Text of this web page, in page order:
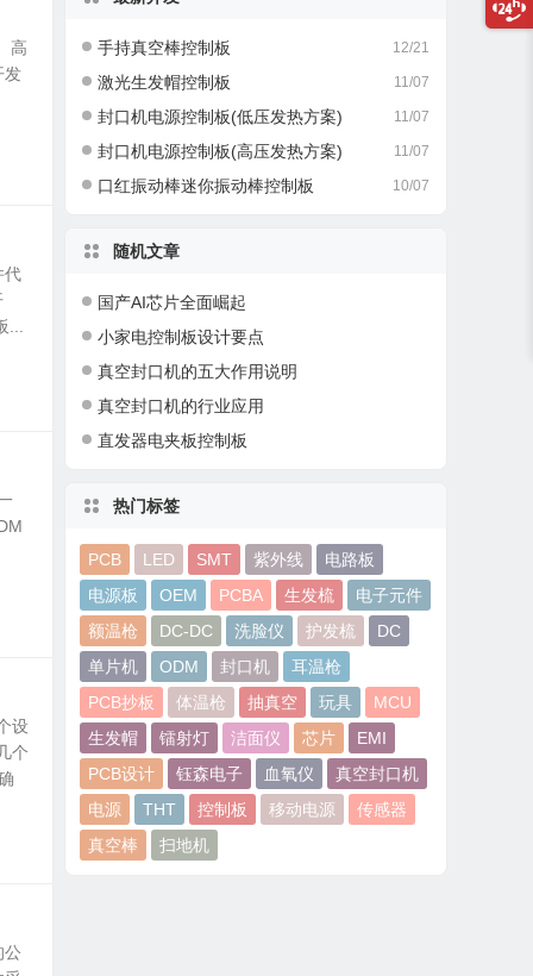
高
发
代
设
个
公
12/21
手持真空棒控制板
11/07
激光生发帽控制板
11/07
封口机电源控制板(低压发热方案)
11/07
封口机电源控制板(高压发热方案)
10/07
口红振动棒迷你振动棒控制板
随机文章
国产AI芯片全面崛起
小家电控制板设计要点
真空封口机的五大作用说明
真空封口机的行业应用
直发器电夹板控制板
热门标签
PCB LED SMT 紫外线
电路板
电源板
OEM PCBA 生发梳
电子元件
额温枪
DC-DC 洗脸仪 护发梳
DC
单片机
ODM 封口机
耳温枪
PCB抄板
体温枪 抽真空 玩具
MCU
生发帽
镭射灯 洁面仪 芯片
EMI
PCB设计
钰森电子 血氧仪
真空封口机
电源
THT 控制板 移动电源
传感器
真空棒
扫地机